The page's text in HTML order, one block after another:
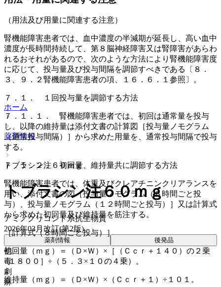
（用法及び用量に関連する注意）
腎機能障害患者では、血中濃度の半減期が延長し、高い血中
濃度が長時間持続して、第８脳神経障害又は腎障害があらわ
れるおそれがあるので、次のような方法により腎機能障害度
に応じて、投与量及び投与間隔を調節すべきである〔８．
３、９．２腎機能障害患者の項、１６．６．１参照〕。
７．１． １回投与量を調節する方法
７．１．１． 腎機能障害患者では、初回は通常量を投与
し、以降の維持量は添付文書の計算図［投与量ノモグラム
（通常投与間隔）］から求めた用量を、通常投与間隔で投与
する。
７．１．２． 初回量、維持量共に調節する方法
腎機能障害患者では、体重及びクレアチニンクリアランスを
用い、添付文書の図［投与量ノモグラム（８時間ごと投
与）、投与量ノモグラム（１２時間ごと投与）］又は計算式
から求めた初回量及び維持量を筋注する。
［計算式（８時間ごと投与）］
初回量（ｍｇ）＝（Ｄ×Ｗ）×［（Ｃｃｒ＋１４０）の２乗
−１８００］÷（５．３×１０の４乗）。
維持量（ｍｇ）＝（Ｄ×Ｗ）×（Ｃｃｒ＋１）÷１０１。
ホーム
薬剤情報
トブラシン注６０ｍｇ
トブラシン注６０ｍｇ
アミノグリコシド系抗生物質
2026年03月改訂(第2版)
薬剤情報 後発品
他
毒
劇
麻